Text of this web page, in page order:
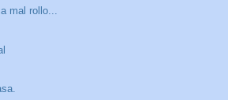
mal rollo...